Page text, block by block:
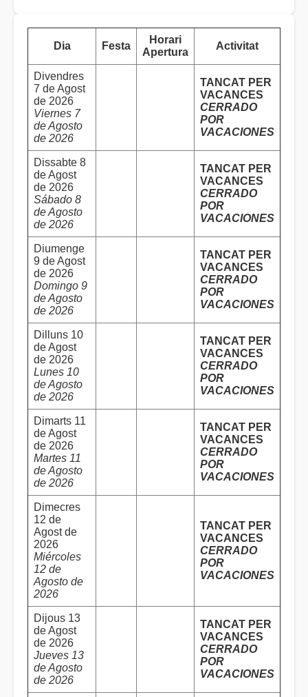
Dia Festa
Horari
Apertura
Activitat
Divendres
7 de Agost
de 2026
Viernes 7
de Agosto
de 2026
TANCAT PER
VACANCES
CERRADO
POR
VACACIONES
Dissabte 8
de Agost
de 2026
Sábado 8
de Agosto
de 2026
TANCAT PER
VACANCES
CERRADO
POR
VACACIONES
Diumenge
9 de Agost
de 2026
Domingo 9
de Agosto
de 2026
TANCAT PER
VACANCES
CERRADO
POR
VACACIONES
Dilluns 10
de Agost
de 2026
Lunes 10
de Agosto
de 2026
TANCAT PER
VACANCES
CERRADO
POR
VACACIONES
Dimarts 11
de Agost
de 2026
Martes 11
de Agosto
de 2026
TANCAT PER
VACANCES
CERRADO
POR
VACACIONES
Dimecres
12 de
Agost de
2026
Miércoles
12 de
Agosto de
2026
TANCAT PER
VACANCES
CERRADO
POR
VACACIONES
Dijous 13
de Agost
de 2026
Jueves 13
de Agosto
de 2026
TANCAT PER
VACANCES
CERRADO
POR
VACACIONES